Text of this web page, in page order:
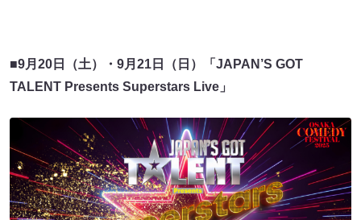
■9月20日（土）・9月21日（日）「JAPAN’S GOT
TALENT Presents Superstars Live」